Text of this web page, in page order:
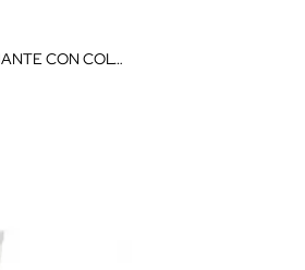
FLUIDO HIDRATANTE REAFIRMANTE CON COLOR C+C VITAMIN SHEER FLUID SPF25 50 ML NATURA BISSÉ